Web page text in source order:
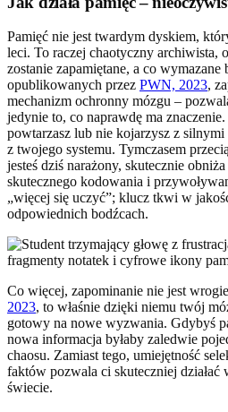
Pamięć nie jest twardym dyskiem,
leci. To raczej chaotyczny archiwista,
zostanie zapamiętane, a co wymazane
opublikowanych przez PWN, 2023,
mechanizm ochronny mózgu –
jedynie to, co naprawdę ma znaczenie.
powtarzasz lub nie kojarzysz z
z twojego systemu. Tymczasem
jesteś dziś narażony, skutecznie
skutecznego kodowania i
„więcej się uczyć”; klucz tkwi w
odpowiednich bodźcach.
Co więcej, zapominanie nie jest
2023, to właśnie dzięki niemu twój
gotowy na nowe wyzwania. Gdybyś
nowa informacja byłaby zaledwie
chaosu. Zamiast tego, umiejętność
faktów pozwala ci skuteczniej działać
świecie.